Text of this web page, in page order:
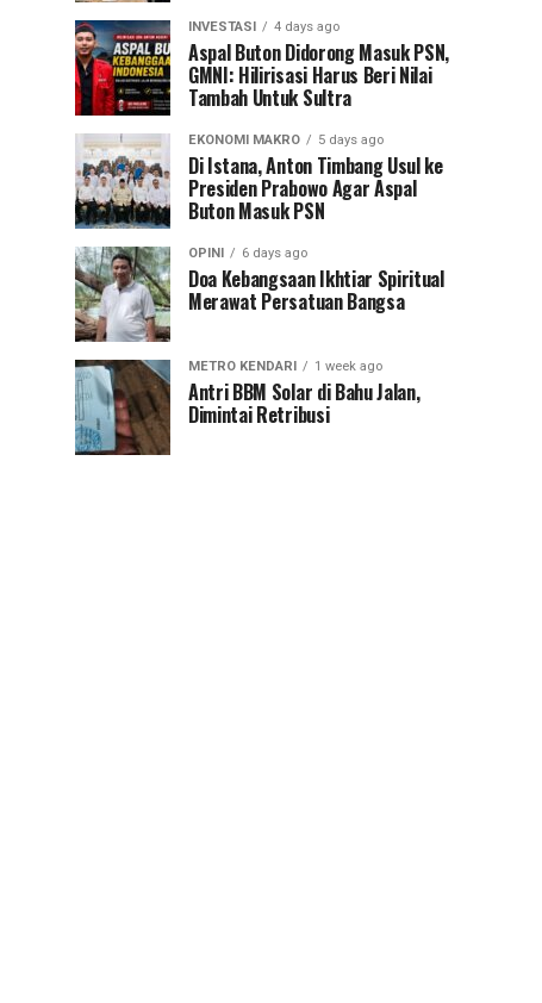
INVESTASI 4 days ago
Aspal Buton Didorong Masuk PSN,
GMNI: Hilirisasi Harus Beri Nilai
Tambah Untuk Sultra
EKONOMI MAKRO 5 days ago
Di Istana, Anton Timbang Usul ke
Presiden Prabowo Agar Aspal
Buton Masuk PSN
OPINI 6 days ago
Doa Kebangsaan Ikhtiar Spiritual
Merawat Persatuan Bangsa
METRO KENDARI 1 week ago
Antri BBM Solar di Bahu Jalan,
Dimintai Retribusi